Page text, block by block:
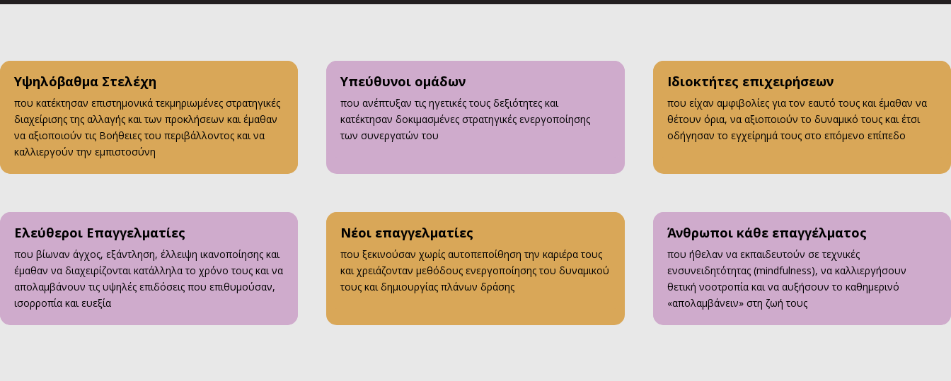
Υψηλόβαθμα Στελέχη
που κατέκτησαν επιστημονικά τεκμηριωμένες στρατηγικές
διαχείρισης της αλλαγής και των προκλήσεων και έμαθαν
να αξιοποιούν τις Βοήθειες του περιβάλλοντος και να
καλλιεργούν την εμπιστοσύνη
Υπεύθυνοι ομάδων
που ανέπτυξαν τις ηγετικές τους δεξιότητες και
κατέκτησαν δοκιμασμένες στρατηγικές ενεργοποίησης
των συνεργατών του
Ιδιοκτήτες επιχειρήσεων
που είχαν αμφιβολίες για τον εαυτό τους και έμαθαν να
θέτουν όρια, να αξιοποιούν το δυναμικό τους και έτσι
οδήγησαν το εγχείρημά τους στο επόμενο επίπεδο
Ελεύθεροι Επαγγελματίες
που βίωναν άγχος, εξάντληση, έλλειψη ικανοποίησης και
έμαθαν να διαχειρίζονται κατάλληλα το χρόνο τους και να
απολαμβάνουν τις υψηλές επιδόσεις που επιθυμούσαν,
ισορροπία και ευεξία
Νέοι επαγγελματίες
που ξεκινούσαν χωρίς αυτοπεποίθηση την καριέρα τους
και χρειάζονταν μεθόδους ενεργοποίησης του δυναμικού
τους και δημιουργίας πλάνων δράσης
Άνθρωποι κάθε επαγγέλματος
που ήθελαν να εκπαιδευτούν σε τεχνικές
ενσυνειδητότητας (mindfulness), να καλλιεργήσουν
θετική νοοτροπία και να αυξήσουν το καθημερινό
«απολαμβάνειν» στη ζωή τους